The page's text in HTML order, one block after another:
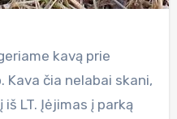
kavą prie
Kava čia nelabai skani,
LT. Įėjimas į parką